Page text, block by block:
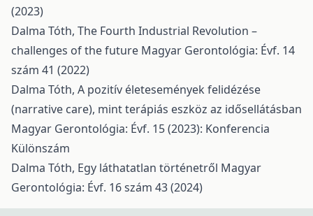
(2023)
Dalma Tóth, The Fourth Industrial Revolution –
challenges of the future Magyar Gerontológia: Évf. 14
szám 41 (2022)
Dalma Tóth, A pozitív életesemények felidézése
(narrative care), mint terápiás eszköz az idősellátásban
Magyar Gerontológia: Évf. 15 (2023): Konferencia
Különszám
Dalma Tóth, Egy láthatatlan történetről Magyar
Gerontológia: Évf. 16 szám 43 (2024)